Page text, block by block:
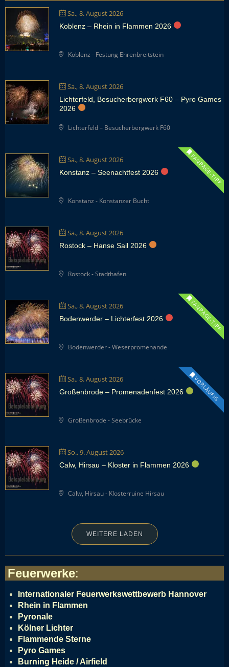
Sa., 8. August 2026
Koblenz – Rhein in Flammen 2026
Koblenz - Festung Ehrenbreitstein
Sa., 8. August 2026
Lichterfeld, Besucherbergwerk F60 – Pyro Games
2026
Lichterfeld – Besucherbergwerk F60
Sa., 8. August 2026 FANPAGE-TIPP
Konstanz – Seenachtfest 2026
Konstanz - Konstanzer Bucht
Sa., 8. August 2026
Rostock – Hanse Sail 2026
Rostock - Stadthafen
Sa., 8. August 2026 FANPAGE-TIPP
Bodenwerder – Lichterfest 2026
Bodenwerder - Weserpromenande
Sa., 8. August 2026 VORLÄUFIG
Großenbrode – Promenadenfest 2026
Großenbrode - Seebrücke
So., 9. August 2026
Calw, Hirsau – Kloster in Flammen 2026
Calw, Hirsau - Klosterruine Hirsau
WEITERE LADEN
Feuerwerke:
Internationaler Feuerwerkswettbewerb Hannover
Rhein in Flammen
Pyronale
Kölner Lichter
Flammende Sterne
Pyro Games
Burning Heide / Airfield